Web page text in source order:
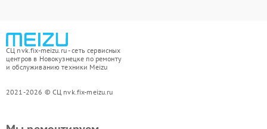
СЦ nvk.fix-meizu.ru - сеть сервисных
центров в Новокузнецке по ремонту
и обслуживанию техники Meizu
2021-2026 © СЦ nvk.fix-meizu.ru